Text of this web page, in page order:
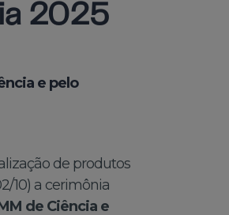
2025
e pelo
de produtos
10) a cerimônia
de Ciência e